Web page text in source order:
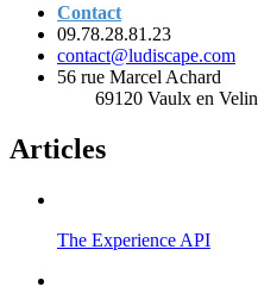
Contact
09.78.28.81.23
contact@ludiscape.com
56 rue Marcel Achard
69120 Vaulx en Velin
Articles
The Experience API